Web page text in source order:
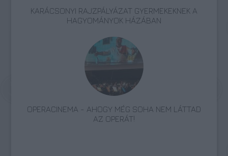
KARÁCSONYI RAJZPÁLYÁZAT GYERMEKEKNEK A
HAGYOMÁNYOK HÁZÁBAN
OPERACINEMA - AHOGY MÉG SOHA NEM LÁTTAD
AZ OPERÁT!